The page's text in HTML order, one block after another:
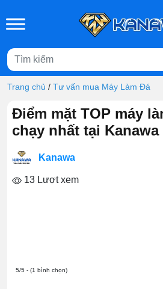
Trang chủ / Tư vấn mua Máy Làm Đá
Điểm mặt TOP máy
chạy nhất tại Kanawa
Kanawa
13 Lượt xem
5/5 - (1 bình chọn)